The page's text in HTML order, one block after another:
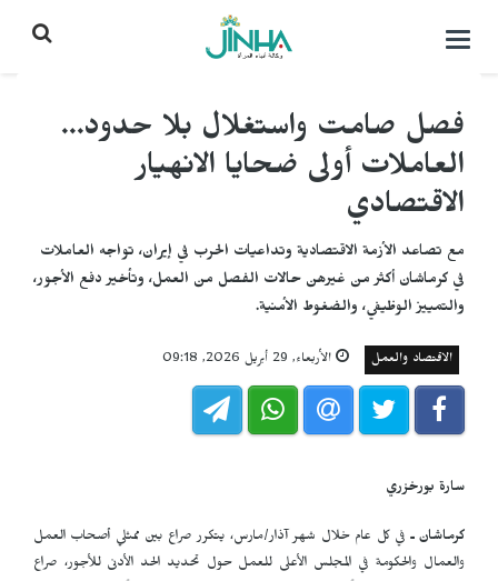
التحكم
فصل صامت واستغلال بلا حدود...
العاملات أولى ضحايا الانهيار
الاقتصادي
مع تصاعد الأزمة الاقتصادية وتداعيات الحرب في إيران، تواجه العاملات
في كرماشان أكثر من غيرهن حالات الفصل من العمل، وتأخير دفع الأجور،
والتمييز الوظيفي، والضغوط الأمنية.
الاقتصاد والعمل الأربعاء, 29 أبريل 2026, 09:18
سارة بورخزري
كرماشان ـفي كل عام خلال شهر آذار/مارس، يتكرر صراع بين ممثلي أصحاب العمل
والعمال والحكومة في المجلس الأعلى للعمل حول تحديد الحد الأدنى للأجور، صراع